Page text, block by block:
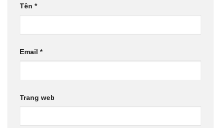
Tên *
Email *
Trang web